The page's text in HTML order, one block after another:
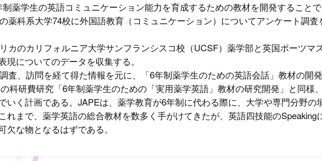
薬学生の英語コミュニケーション能力を育成するための教材を開発することで
薬科系大学74校に外国語教育（コミュニケーション）についてアンケート調
カのカリフォルニア大学サンフランシスコ校（UCSF）薬学部と英国ポーツマ
現についてのデータを収集する。
査、訪問を経て得た情報を元に、「6年制薬学生のための英語会話」教材の開発
科研費研究「6年制薬学生のための「実用薬学英語」教材の研究開発」と同様
いく計画である。JAPEは、薬学教育が6年制に代わる際に、大学や専門分野の
れまで、薬学英語の総合教材を数多く手がけてきたが、英語四技能の
欠な物となるはずである。